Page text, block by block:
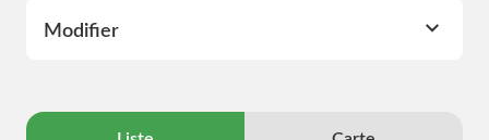
Modifier